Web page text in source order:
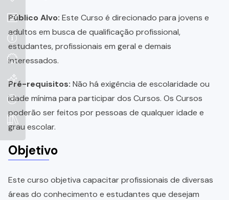
Público Alvo: Este Curso é direcionado para jovens e
adultos em busca de qualificação profissional,
estudantes, profissionais em geral e demais
interessados.
Pré-requisitos: Não há exigência de escolaridade ou
idade mínima para participar dos Cursos. Os Cursos
poderão ser feitos por pessoas de qualquer idade e
grau escolar.
Objetivo
Este curso objetiva capacitar profissionais de diversas
áreas do conhecimento e estudantes que desejam